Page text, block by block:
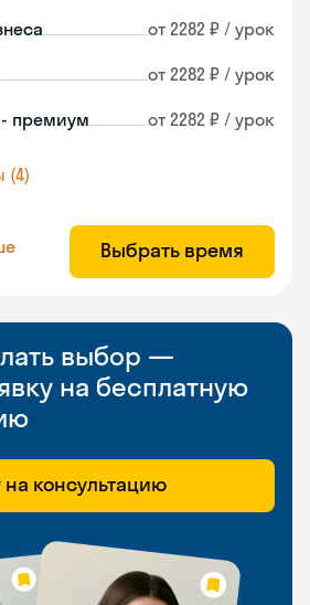
от 2282 ₽ / урок
от 2282 ₽ / урок
премиум от 2282 ₽ / урок
(4)
Выбрать время
выбор —
на бесплатную
на консультацию